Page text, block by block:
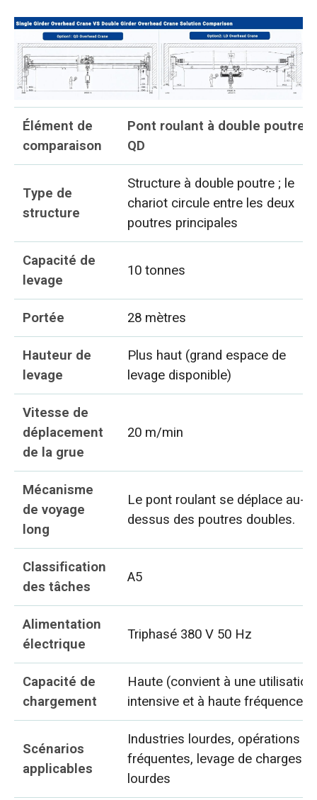
Élément de
comparaison
Pont roulant à double poutre
QD
Type de
structure
Structure à double poutre ; le
chariot circule entre les deux
poutres principales
Capacité de
levage
10 tonnes
Portée
28 mètres
Hauteur de
levage
Plus haut (grand espace de
levage disponible)
Vitesse de
déplacement
de la grue
20 m/min
Mécanisme
de voyage
long
Le pont roulant se déplace au-
dessus des poutres doubles.
Classification
des tâches
A5
Alimentation
électrique
Triphasé 380 V 50 Hz
Capacité de
chargement
Haute (convient à une utilisation
intensive et à haute fréquence)
Scénarios
applicables
Industries lourdes, opérations
fréquentes, levage de charges
lourdes